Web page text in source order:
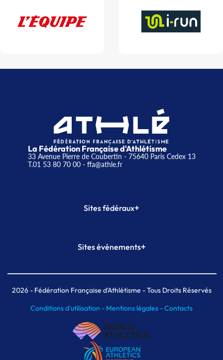
La Fédération Française d'Athlétisme
33 Avenue Pierre de Coubertin - 75640 Paris Cedex 13
T.01 53 80 70 00- ffa@athle.fr
Sites fédéraux+
Plateforme Formation
Sites événements+
Meeting de Paris indoor
MAIF Ekiden de Paris
2026- Fédération Française d'Athlétisme - Tous Droits Réservés
Conditions d'utilisation - Mentions légales -Contacts